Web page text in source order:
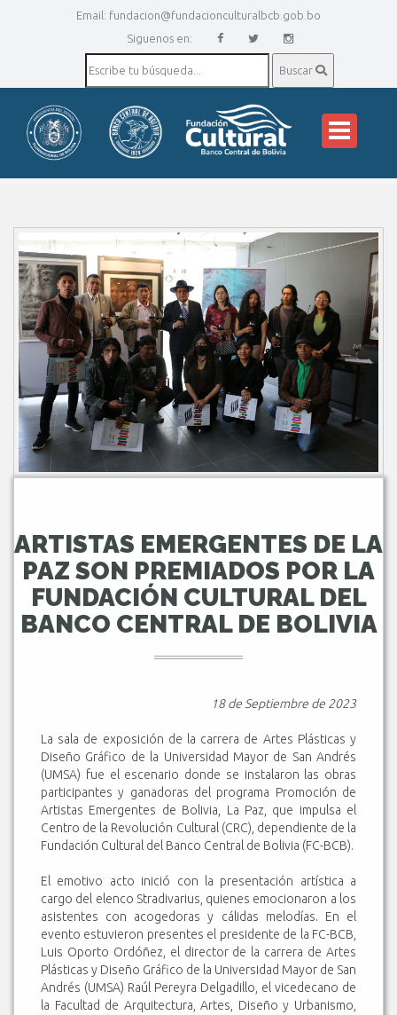
Email: fundacion@fundacionculturalbcb.gob.bo
Siguenos en:
Buscar
ARTISTAS EMERGENTES DE LA
PAZ SON PREMIADOS POR LA
FUNDACIÓN CULTURAL DEL
BANCO CENTRAL DE BOLIVIA
18 de Septiembre de 2023
La sala de exposición de la carrera de Artes Plásticas y
Diseño Gráfico de la Universidad Mayor de San Andrés
(UMSA) fue el escenario donde se instalaron las obras
participantes y ganadoras del programa Promoción de
Artistas Emergentes de Bolivia, La Paz, que impulsa el
Centro de la Revolución Cultural (CRC), dependiente de la
Fundación Cultural del Banco Central de Bolivia (FC-BCB).
El emotivo acto inició con la presentación artística a
cargo del elenco Stradivarius, quienes emocionaron a los
asistentes con acogedoras y cálidas melodías. En el
evento estuvieron presentes el presidente de la FC-BCB,
Luis Oporto Ordóñez, el director de la carrera de Artes
Plásticas y Diseño Gráfico de la Universidad Mayor de San
Andrés (UMSA) Raúl Pereyra Delgadillo, el vicedecano de
la Facultad de Arquitectura, Artes, Diseño y Urbanismo,